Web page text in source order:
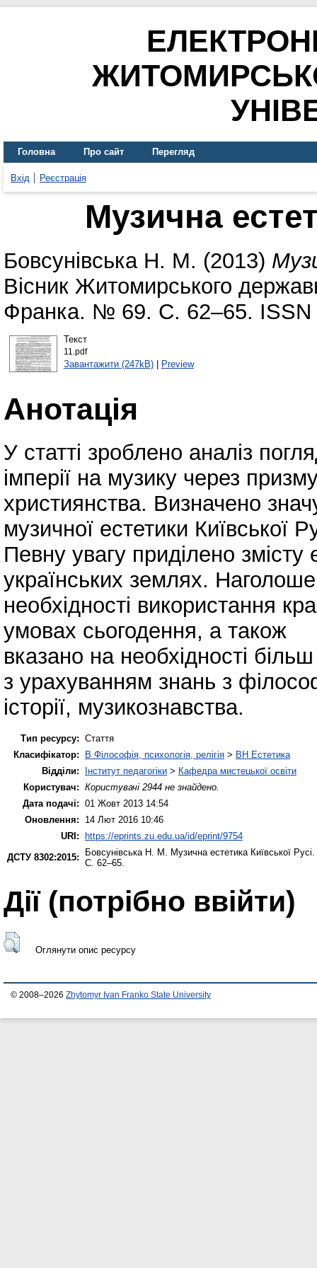
Головна Про сайт Перегляд
Вхід Реєстрація
Музична
Бовсунівська Н. М. (2013)
Вісник Житомирського
Франка. № 69. С. 62–65. ISSN
Текст
11.pdf
Завантажити (247kB)| Preview
Анотація
У статті зроблено аналіз
імперії на музику через
християнства. Визначено
музичної естетики Київської
Певну увагу приділено змісту
українських землях.
необхідності використання
умовах сьогодення, а також
вказано на необхідності
з урахуванням знань з
історії, музикознавства.
Тип ресурсу: Стаття
Класифікатор:
B Філософія, психологія, релігія > BH Естетика
Відділи:
Інститут педагогіки > Кафедра мистецької освіти
Користувач: Користувачі 2944 не знайдено.
Дата подачі: 01 Жовт 2013 14:54
Оновлення:
14 Лют 2016 10:46
URI: https://eprints.zu.edu.ua/id/eprint/9754
ДСТУ 8302:2015:
Бовсунівська Н. М.
Музична естетика Київської Русі.
С. 62–65.
Дії ​​(потрібно ввійти)
Оглянути опис ресурсу
© 2008–2026 Zhytomyr Ivan Franko State University